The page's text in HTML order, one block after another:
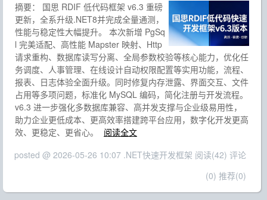
摘要： 国思 RDIF 低代码框架 v6.3 重磅
更新，全系升级.NET8并完成全量通测，
性能与稳定性大幅提升。 本次新增 PgSq
l 完美适配、高性能 Mapster 映射、Http
请求重构、数据库读写分离、全局参数校验等核心能力，优化任
务调度、人事管理、在线设计自动权限配置等实用功能，流程、
报表、日志体验全面升级。同时修复内存泄露、界面交互、文件
占用等多项问题，标准化 MySQL 编码，简化注册与开发流程。
v6.3 进一步强化多数据库兼容、高并发支撑与企业级易用性，
助力企业更低成本、更高效率搭建跨平台应用，数字化开发更高
效、更稳定、更省心。
阅读全文
posted @ 2026-05-26 10:07 .NET快速开发框架 阅读(42) 评论
(0) 推荐(0)